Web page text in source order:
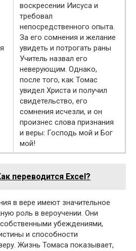
воскресении Иисуса и
требовал
непосредственного опыта.
За его сомнения и желание
увидеть и потрогать раны
Учитель назвал его
неверующим. Однако,
после того, как Томас
увидел Христа и получил
свидетельство, его
сомнения исчезли, и он
произнес слова признания
и веры: Господь мой и Бог
мой!
переводится Excel?
в вере имеют значительное
роль в вероучении. Они
убеждениями,
и способности
Жизнь Томаса показывает,